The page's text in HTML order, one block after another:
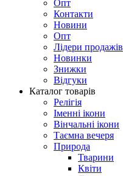
Опт
Контакти
Новини
Опт
Лідери продажів
Новинки
Знижки
Відгуки
Каталог товарів
Релігія
Іменні ікони
Вінчальні ікони
Таємна вечеря
Природа
Тварини
Квіти